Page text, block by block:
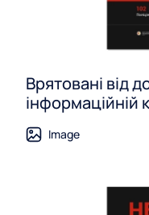
Врятовані від
інформаційній
Image